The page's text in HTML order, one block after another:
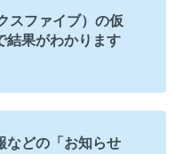
スファイブ）の仮
結果がわかります
などの「お知らせ